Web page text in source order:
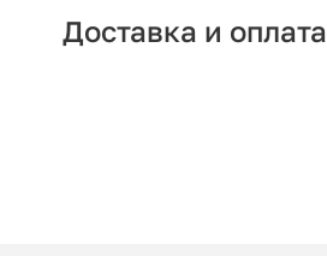
Доставка и оплата